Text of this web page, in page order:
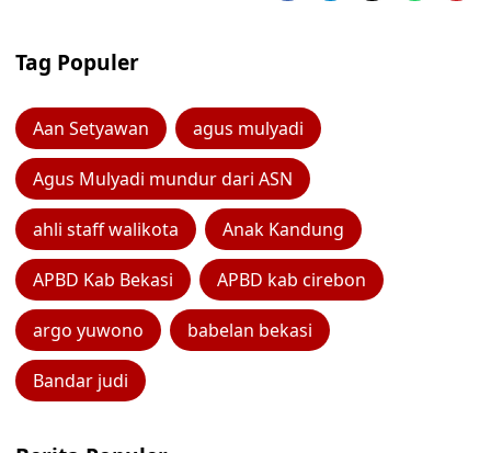
Tag Populer
Aan Setyawan agus mulyadi
Agus Mulyadi mundur dari ASN
ahli staff walikota Anak Kandung
APBD Kab Bekasi APBD kab cirebon
argo yuwono babelan bekasi
Bandar judi